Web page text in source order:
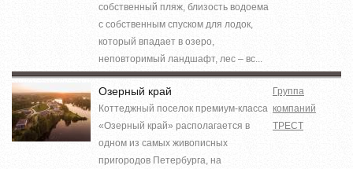
собственный пляж, близость водоема
с собственным спуском для лодок,
который впадает в озеро,
неповторимый ландшафт, лес – вс...
Озерный край
Коттеджный поселок премиум-класса
«Озерный край» располагается в
одном из самых живописных
пригородов Петербурга, на
Группа
компаний
ТРЕСТ